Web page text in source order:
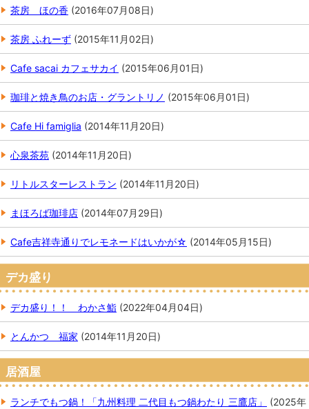
茶房 ほの香 (2016年07月08日)
茶房 ふれーず (2015年11月02日)
Cafe sacai カフェサカイ (2015年06月01日)
珈琲と焼き鳥のお店・グラントリノ (2015年06月01日)
Cafe Hi famiglia (2014年11月20日)
心泉茶苑 (2014年11月20日)
リトルスターレストラン (2014年11月20日)
まほろば珈琲店 (2014年07月29日)
Cafe吉祥寺通りでレモネードはいかが☆ (2014年05月15日)
デカ盛り
デカ盛り！！ わかさ鮨 (2022年04月04日)
とんかつ 福家 (2014年11月20日)
居酒屋
ランチでもつ鍋！「九州料理 二代目もつ鍋わたり 三鷹店」 (2025年